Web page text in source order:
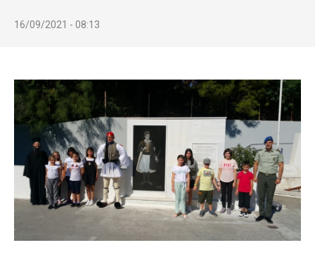
16/09/2021 - 08:13